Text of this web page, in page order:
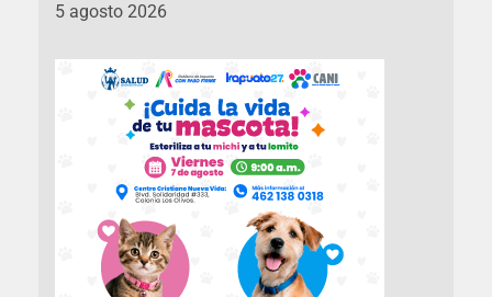
5 agosto 2026